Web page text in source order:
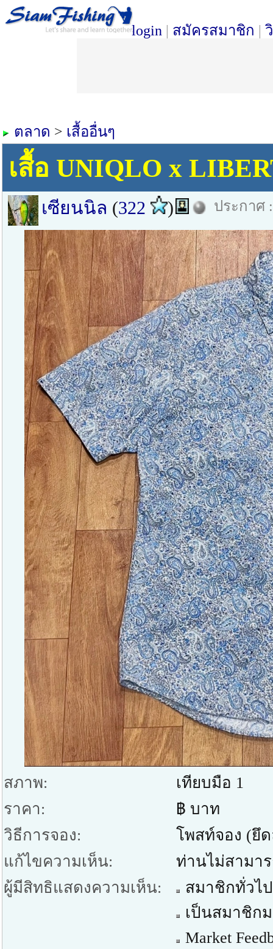
login | สมัครสมาชิก |
ตลาด > เสื้ออื่นๆ
เสื้อ UNIQLO x
เซียนนิล (322 ) ประกาศ
สภาพ:
เทียบมือ 1
ราคา:
฿ บาท
วิธีการจอง:
โพสท์จอง (ยึ
แก้ไขความเห็น:
ท่านไม่สามา
ผู้มีสิทธิแสดงความเห็น:
สมาชิกทั่วไป
เป็นสมาชิก
Market